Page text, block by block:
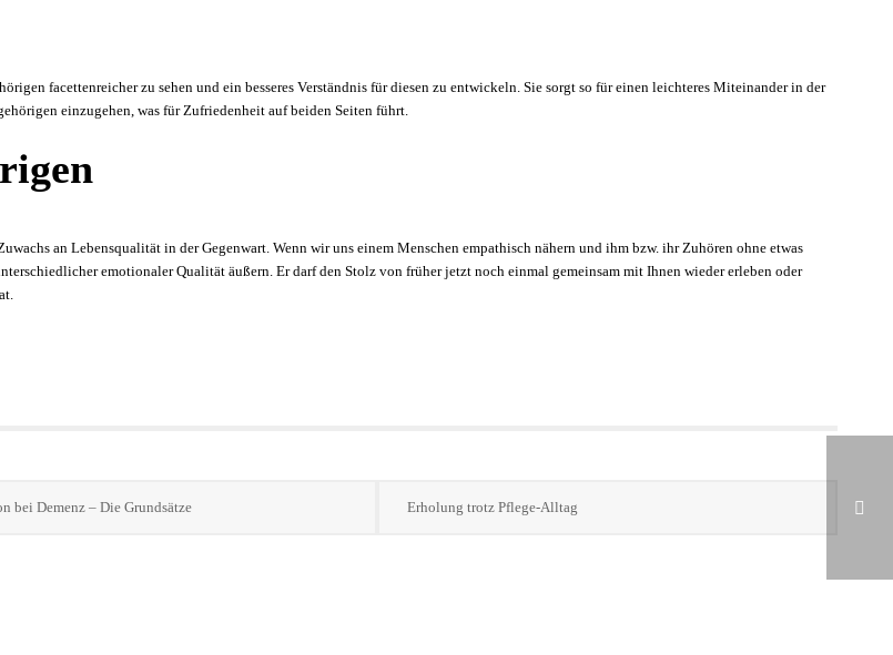
facettenreicher zu sehen und ein besseres Verständnis für diesen zu entwickeln. Sie sorgt so für einen leichteres Miteinander in der
einzugehen, was für Zufriedenheit auf beiden Seiten führt.
an Lebensqualität in der Gegenwart. Wenn wir uns einem Menschen empathisch nähern und ihm bzw. ihr Zuhören ohne etwas
emotionaler Qualität äußern. Er darf den Stolz von früher jetzt noch einmal gemeinsam mit Ihnen wieder erleben oder
bei Demenz – Die Grundsätze Erholung trotz Pflege-Alltag